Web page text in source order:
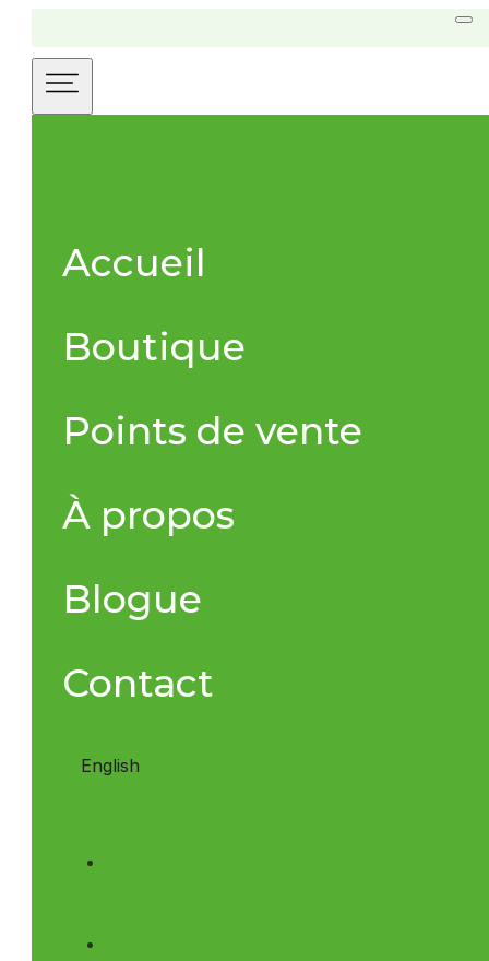
Accueil
Boutique
Points de vente
À propos
Blogue
Contact
English